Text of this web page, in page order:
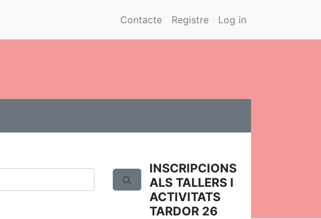
Contacte Registre Log in
INSCRIPCIONS
ALS TALLERS I
ACTIVITATS
TARDOR 26